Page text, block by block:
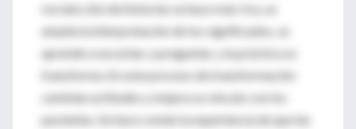
recolección de historias se hace más rica, se
amplía la interpretación de los significados, se
aprende a escuchar, a preguntar, y la práctica se
transforma. En este proceso de transformación
cambian actitudes y mejora su vínculo con los
pacientes. Se hace común la experiencia de que las